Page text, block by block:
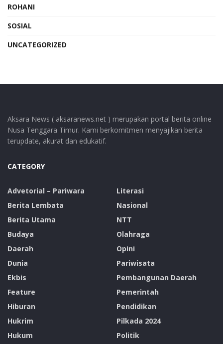
ROHANI
SOSIAL
UNCATEGORIZED
Aksara News ( aksaranews.net ) merupakan portal berita online
Nusa Tenggara Timur. Kami berkomitmen menyajikan berita
terupdate, akurat dan edukatif.
CATEGORY
Advetorial – Pariwara
Berita Lembata
Berita Utama
Budaya
Daerah
Dunia
Ekbis
Feature
Hiburan
Hukrim
Hukum
Literasi
Nasional
NTT
Olahraga
Opini
Pariwisata
Pembangunan Daerah
Pemerintah
Pendidikan
Pilkada 2024
Politik